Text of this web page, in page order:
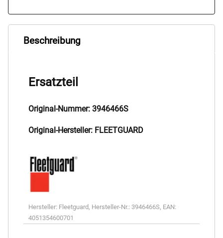
Beschreibung
Ersatzteil
Original-Nummer: 3946466S
Original-Hersteller: FLEETGUARD
Hersteller: Fleetguard, Hersteller-Nr.: 3946466S, EAN:
4051354600701